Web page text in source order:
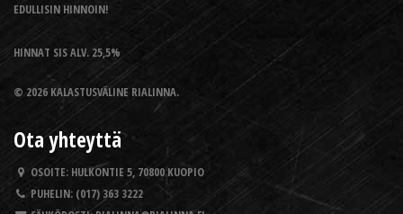
EDULLISIN HINNOIN!
HINNAT SIS ALV. 25,5%
© 2026 KALASTUSVÄLINE RIALINNA.
Ota yhteyttä
OSOITE: HULKONTIE 5, 70800 KUOPIO
PUHELIN: (017) 363 3222